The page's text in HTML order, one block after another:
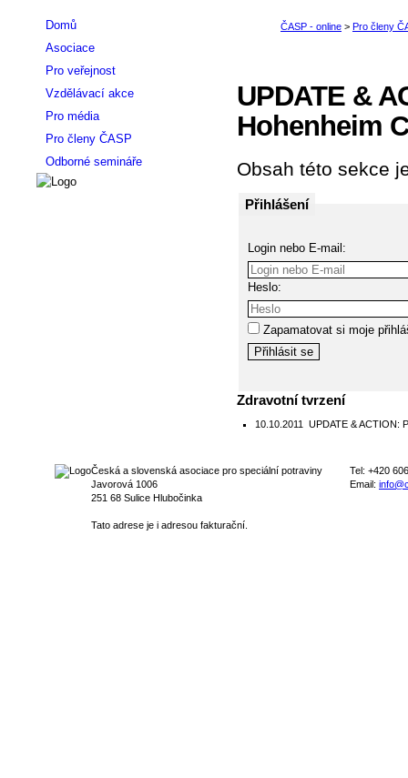
UPDATE &
Hohenheim
Obsah této sekce
Přihlášení
Login nebo E-mail:
Heslo:
Zapamatovat si moje
Zdravotní tvrzení
10.10.2011 UPDATE & ACTION:
Domů
Asociace
Pro veřejnost
Vzdělávací akce
Pro média
Pro členy ČASP
Odborné semináře
Česká a slovenská asociace pro speciální potraviny
Javorová 1006
251 68 Sulice Hlubočinka
Tato adrese je i adresou fakturační.
Tel: +420
Email: